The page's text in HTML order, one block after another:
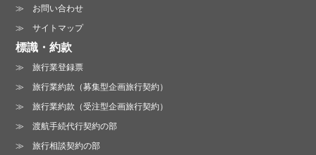
お問い合わせ
サイトマップ
標識・約款
旅行業登録票
旅行業約款（募集型企画旅行契約）
旅行業約款（受注型企画旅行契約）
渡航手続代行契約の部
旅行相談契約の部